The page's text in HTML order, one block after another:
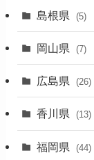
(1)
島根県 (5)
岡山県 (7)
広島県 (26)
香川県 (13)
福岡県 (44)